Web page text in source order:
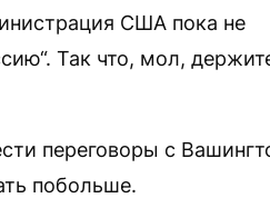
США пока не
Так что, мол,
переговоры с
побольше.